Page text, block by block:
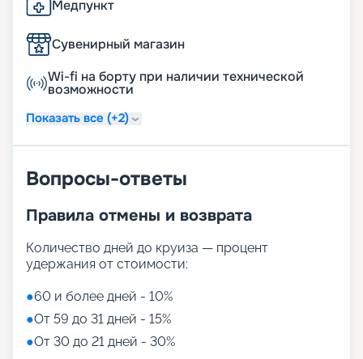
Медпункт
Сувенирный магазин
Wi-fi на борту при наличии технической
возможности
Показать все (+2)
Вопросы-ответы
Правила отмены и возврата
Количество дней до круиза — процент
удержания от стоимости:
●60 и более дней - 10%
●От 59 до 31 дней - 15%
●От 30 до 21 дней - 30%